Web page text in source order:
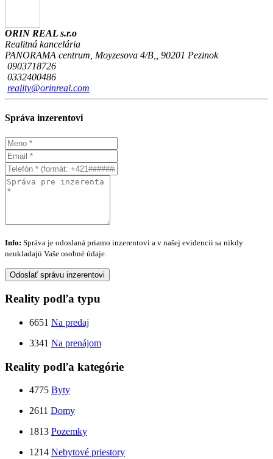
ORIN REAL s.r.o
Realitná kancelária
PANORAMA centrum, Moyzesova 4/B,, 90201 Pezinok
0903718726
0332400486
reality@orinreal.com
Správa inzerentovi
Info: Správa je odoslaná priamo inzerentovi a v našej evidencii sa nikdy
neukladajú Vaše osobné údaje.
Odoslať správu inzerentovi
Reality podľa typu
6651 Na predaj
3341 Na prenájom
Reality podľa kategórie
4775 Byty
2611 Domy
1813 Pozemky
1214 Nebytové priestory